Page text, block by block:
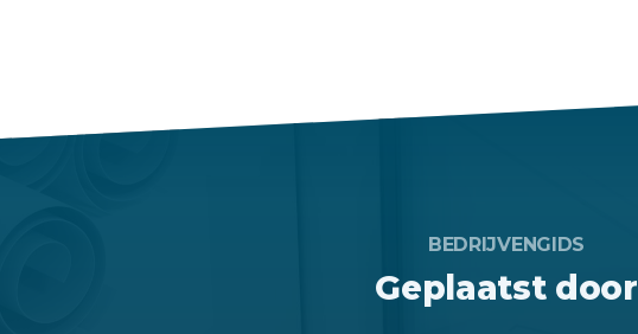
BEDRIJVENGIDS
Geplaatst door